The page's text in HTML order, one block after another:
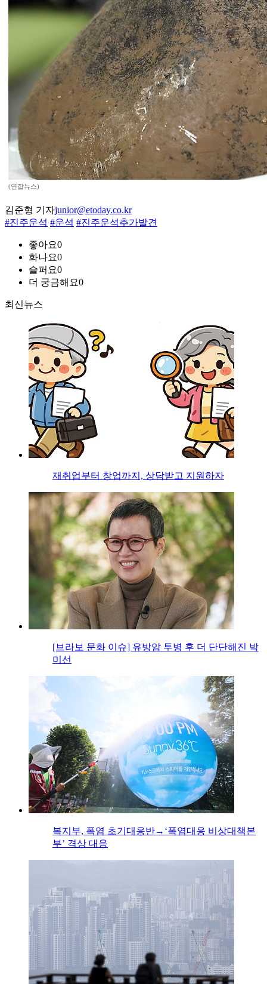
(연합뉴스)
김준형 기자junior@etoday.co.kr
#진주운석 #운석 #진주운석추가발견
좋아요0
화나요0
슬퍼요0
더 궁금해요0
최신뉴스
재취업부터 창업까지, 상담받고 지원하자
[브라보 문화 이슈] 유방암 투병 후 더 단단해진 박
미선
복지부, 폭염 초기대응반→‘폭염대응 비상대책본
부’ 격상 대응